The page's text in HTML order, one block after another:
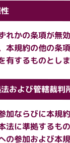
れかの条項が無
本規約の他の条
有するものとしま
および管轄裁判
加ならびに本規
法に準拠するも
の参加および本